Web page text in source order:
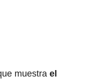
muestra el